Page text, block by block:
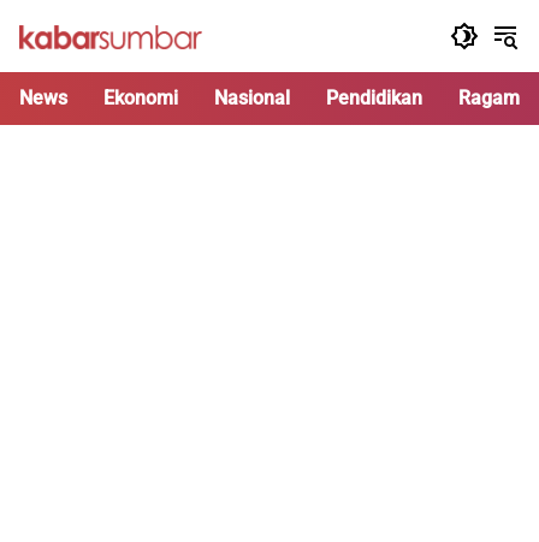
News Ekonomi Nasional Pendidikan Ragam